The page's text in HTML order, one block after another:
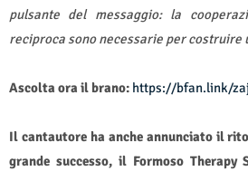
pulsante del messaggio: la
reciproca sono necessarie per costruire
Ascolta ora il brano: https://bfan.link/
Il cantautore ha anche annunciato il
grande successo, il Formoso Therapy